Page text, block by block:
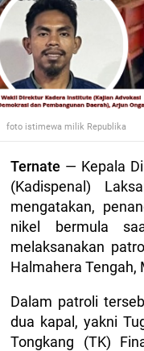
foto istimewa milik Republika
Ternate — Kepala
(Kadispenal)
mengatakan,
nikel bermula
melaksanakan
Halmahera Tengah,
Dalam patroli
dua kapal, yakni
Tongkang (TK)